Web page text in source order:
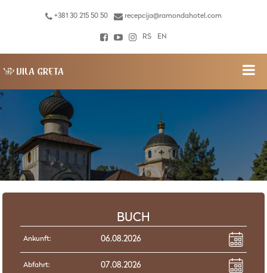
+381 30 215 50 50 recepcija@ramondahotel.com
RS EN
BUCH
Ankunft:
Abfahrt: